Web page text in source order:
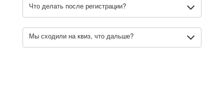
Что делать после регистрации?
Мы сходили на квиз, что дальше?